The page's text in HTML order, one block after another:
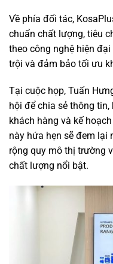
Về phía đối tác,
chuẩn chất lượng, tiêu
theo công nghệ hiện
trội và đảm bảo tối ưu
Tại cuộc họp, Tuấn
hội để chia sẻ thông
khách hàng và kế
này hứa hẹn sẽ đem lại
rộng quy mô thị trường
chất lượng nổi bật.